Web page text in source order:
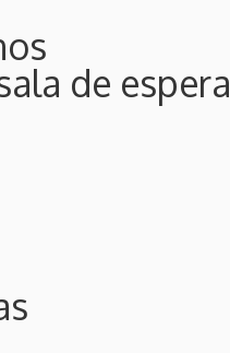
de espera